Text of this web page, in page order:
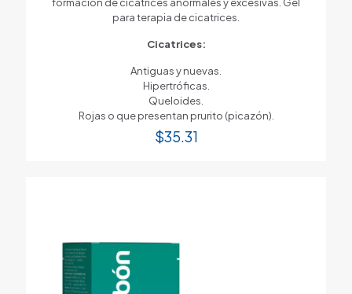
para terapia de cicatrices.
Cicatrices:
Antiguas y nuevas.
Hipertróficas.
Queloides.
Rojas o que presentan prurito (picazón).
$35.31